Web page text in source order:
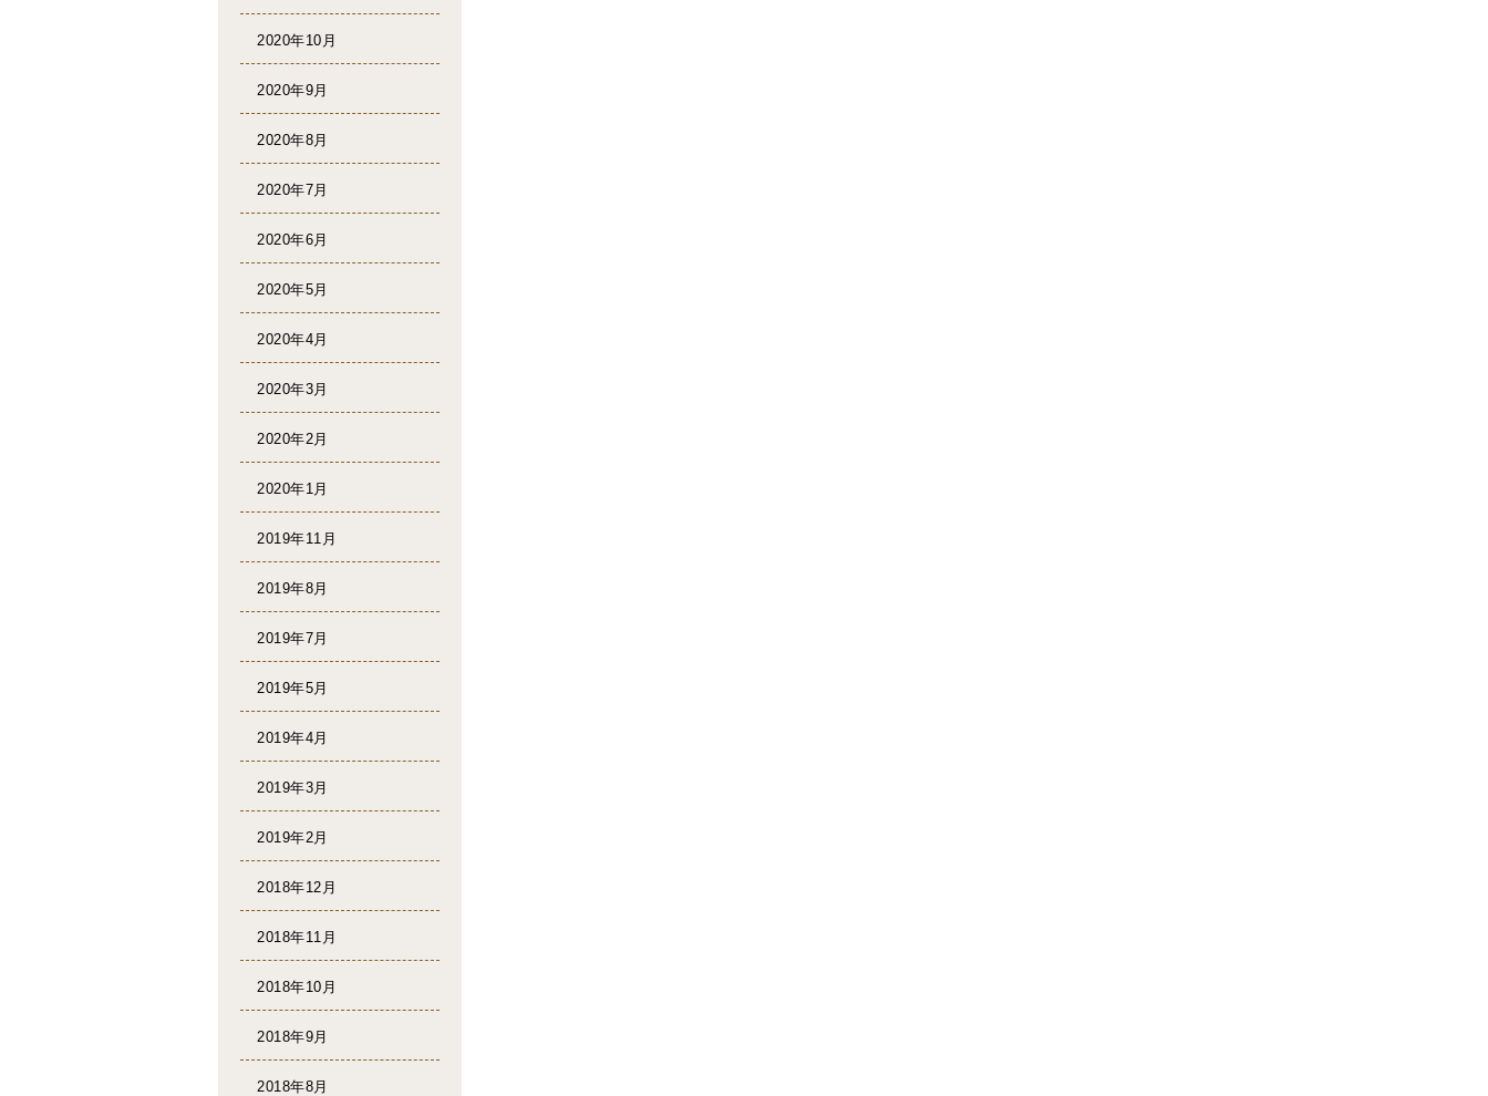
2020年10月
2020年9月
2020年8月
2020年7月
2020年6月
2020年5月
2020年4月
2020年3月
2020年2月
2020年1月
2019年11月
2019年8月
2019年7月
2019年5月
2019年4月
2019年3月
2019年2月
2018年12月
2018年11月
2018年10月
2018年9月
2018年8月